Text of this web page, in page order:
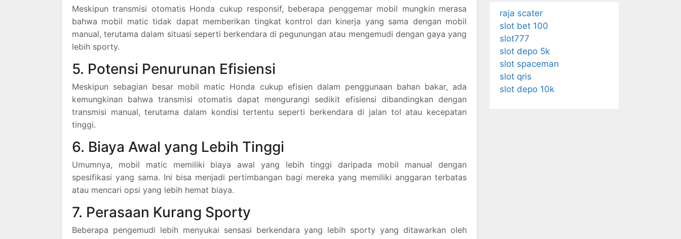
Meskipun transmisi otomatis Honda cukup responsif, beberapa penggemar mobil mungkin merasa
bahwa mobil matic tidak dapat memberikan tingkat kontrol dan kinerja yang sama dengan mobil
manual, terutama dalam situasi seperti berkendara di pegunungan atau mengemudi dengan gaya yang
lebih sporty.
5. Potensi Penurunan Efisiensi
Meskipun sebagian besar mobil matic Honda cukup efisien dalam penggunaan bahan bakar, ada
kemungkinan bahwa transmisi otomatis dapat mengurangi sedikit efisiensi dibandingkan dengan
transmisi manual, terutama dalam kondisi tertentu seperti berkendara di jalan tol atau kecepatan
tinggi.
6. Biaya Awal yang Lebih Tinggi
Umumnya, mobil matic memiliki biaya awal yang lebih tinggi daripada mobil manual dengan
spesifikasi yang sama. Ini bisa menjadi pertimbangan bagi mereka yang memiliki anggaran terbatas
atau mencari opsi yang lebih hemat biaya.
7. Perasaan Kurang Sporty
Beberapa pengemudi lebih menyukai sensasi berkendara yang lebih sporty yang ditawarkan oleh
raja scater
slot bet 100
slot777
slot depo 5k
slot spaceman
slot qris
slot depo 10k